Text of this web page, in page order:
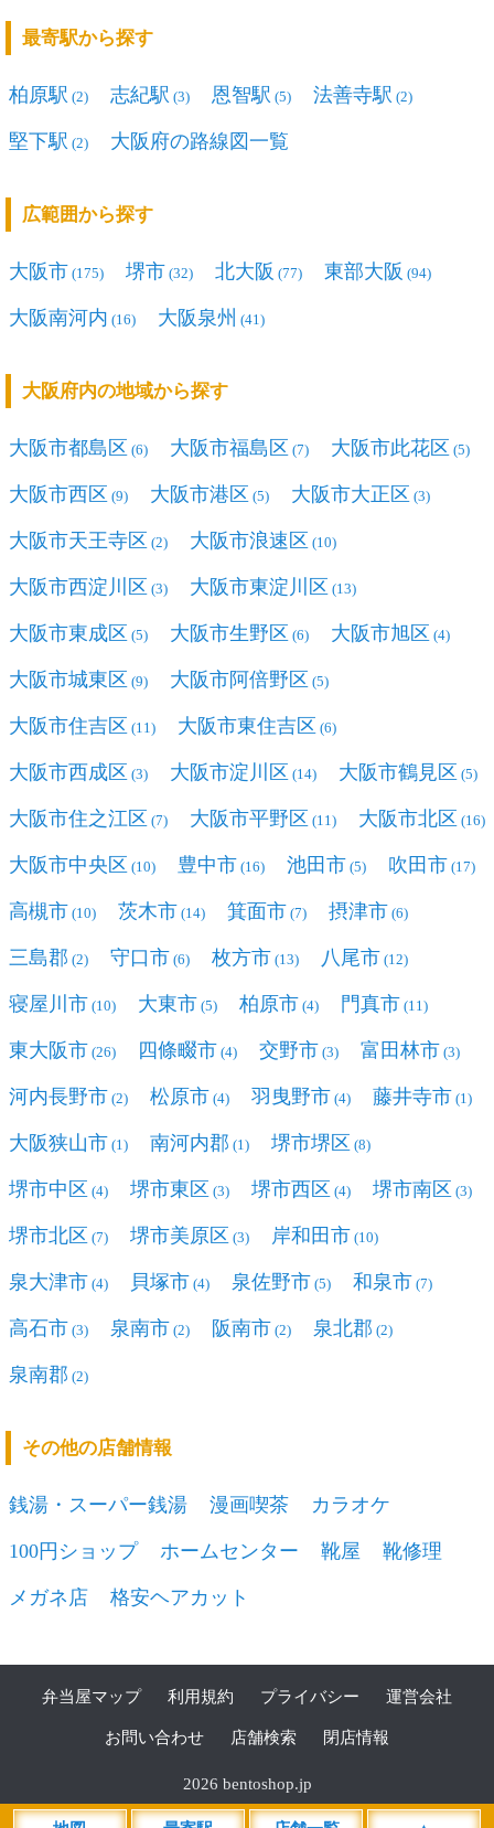
最寄駅から探す
柏原駅 (2) 志紀駅 (3) 恩智駅 (5) 法善寺駅 (2)
堅下駅 (2) 大阪府の路線図一覧
広範囲から探す
大阪市 (175) 堺市 (32) 北大阪 (77) 東部大阪 (94)
大阪南河内 (16) 大阪泉州 (41)
大阪府内の地域から探す
大阪市都島区 (6) 大阪市福島区 (7) 大阪市此花区 (5)
大阪市西区 (9) 大阪市港区 (5) 大阪市大正区 (3)
大阪市天王寺区 (2) 大阪市浪速区 (10)
大阪市西淀川区 (3) 大阪市東淀川区 (13)
大阪市東成区 (5) 大阪市生野区 (6) 大阪市旭区 (4)
大阪市城東区 (9) 大阪市阿倍野区 (5)
大阪市住吉区 (11) 大阪市東住吉区 (6)
大阪市西成区 (3) 大阪市淀川区 (14) 大阪市鶴見区 (5)
大阪市住之江区 (7) 大阪市平野区 (11) 大阪市北区 (16)
大阪市中央区 (10) 豊中市 (16) 池田市 (5) 吹田市 (17)
高槻市 (10) 茨木市 (14) 箕面市 (7) 摂津市 (6)
三島郡 (2) 守口市 (6) 枚方市 (13) 八尾市 (12)
寝屋川市 (10) 大東市 (5) 柏原市 (4) 門真市 (11)
東大阪市 (26) 四條畷市 (4) 交野市 (3) 富田林市 (3)
河内長野市 (2) 松原市 (4) 羽曳野市 (4) 藤井寺市 (1)
大阪狭山市 (1) 南河内郡 (1) 堺市堺区 (8)
堺市中区 (4) 堺市東区 (3) 堺市西区 (4) 堺市南区 (3)
堺市北区 (7) 堺市美原区 (3) 岸和田市 (10)
泉大津市 (4) 貝塚市 (4) 泉佐野市 (5) 和泉市 (7)
高石市 (3) 泉南市 (2) 阪南市 (2) 泉北郡 (2)
泉南郡 (2)
その他の店舗情報
銭湯・スーパー銭湯 漫画喫茶 カラオケ
100円ショップ ホームセンター 靴屋 靴修理
メガネ店 格安ヘアカット
弁当屋マップ 利用規約 プライバシー 運営会社
お問い合わせ 店舗検索 閉店情報
2026 bentoshop.jp